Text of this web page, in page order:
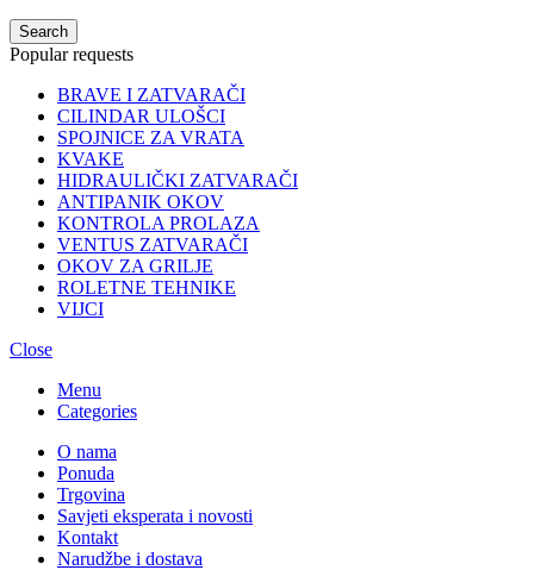
Search
Popular requests
BRAVE I ZATVARAČI
CILINDAR ULOŠCI
SPOJNICE ZA VRATA
KVAKE
HIDRAULIČKI ZATVARAČI
ANTIPANIK OKOV
KONTROLA PROLAZA
VENTUS ZATVARAČI
OKOV ZA GRILJE
ROLETNE TEHNIKE
VIJCI
Close
Menu
Categories
O nama
Ponuda
Trgovina
Savjeti eksperata i novosti
Kontakt
Narudžbe i dostava